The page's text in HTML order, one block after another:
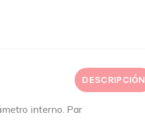
DESCRIPCIÓN
interno. Par